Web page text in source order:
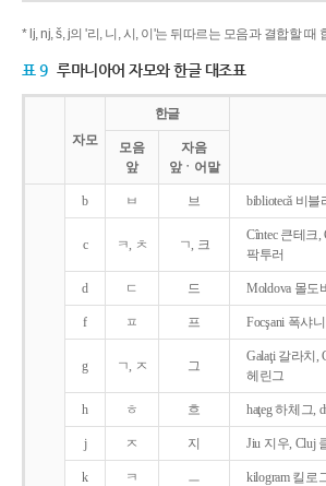
* lj, nj, š, j의 '리, 니, 시, 이'는 뒤따르는 모음과 결합할 때
표 9 루마니아어 자모와 한글 대조표
자모
한글
모음
앞
자음
앞ㆍ어말
b ㅂ 브 bibliotecǎ 비
c ㅋ, ㅊ ㄱ, 크
Cîntec 큰테크,
팍투러
d ㄷ 드 Moldova 몰도
f ㅍ 프 Focşani 폭샤
g ㄱ, ㅈ 그
Galaţi 갈라치,
헤린그
h ㅎ 흐 haţeg 하체그,
j ㅈ 지 Jiu 지우, Cluj
k ㅋ ㅡ kilogram 킬로